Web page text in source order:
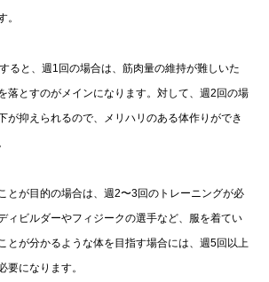
。
ると、週1回の場合は、筋肉量の維持が難しいた
落とすのがメインになります。対して、週2回の場
が抑えられるので、メリハリのある体作りができ
とが目的の場合は、週2〜3回のトレーニングが必
ィビルダーやフィジークの選手など、服を着てい
とが分かるような体を目指す場合には、週5回以上
要になります。